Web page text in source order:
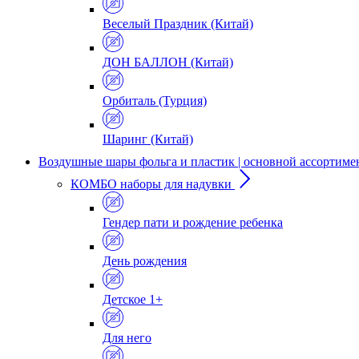
Веселый Праздник (Китай)
ДОН БАЛЛОН (Китай)
Орбиталь (Турция)
Шаринг (Китай)
Воздушные шары фольга и пластик | основной
КОМБО наборы для надувки
Гендер пати и рождение ребенка
День рождения
Детское 1+
Для него